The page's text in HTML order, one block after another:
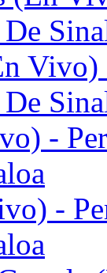
-
-